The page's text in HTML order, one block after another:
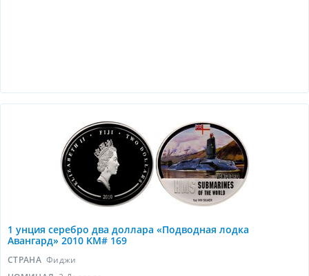
1 унция серебро два доллара «Подводная лодка
Авангард» 2010 KM# 169
СТРАНА Фиджи